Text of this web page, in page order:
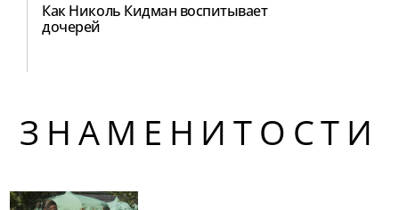
Как Николь Кидман воспитывает
дочерей
ЗНАМЕНИТОСТИ